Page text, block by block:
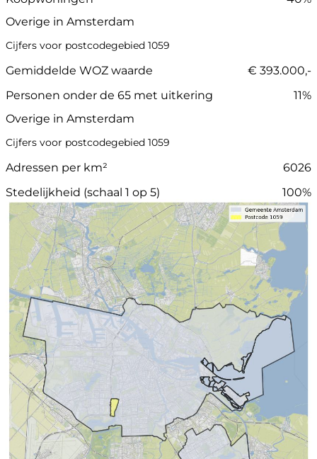
Overige in Amsterdam
Cijfers voor postcodegebied 1059
Gemiddelde WOZ waarde
€ 393.000,-
Personen onder de 65 met uitkering
11%
Overige in Amsterdam
Cijfers voor postcodegebied 1059
Adressen per km²
6026
Stedelijkheid (schaal 1 op 5)
100%